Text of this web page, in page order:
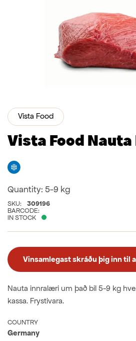
Vista Food
Vista Food
Quantity: 5-9 kg
SKU:
309196
BARCODE:
IN STOCK
Vinsamlegast skráðu þig inn til
Nauta innralæri um það bil 5-9 kg
kassa. Frystivara.
COUNTRY
Germany